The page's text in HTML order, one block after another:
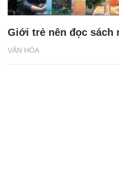
VĂN HÓA
Giới trẻ nên đọc sách